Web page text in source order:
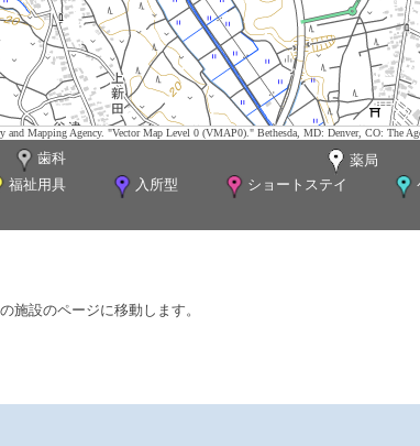
and Mapping Agency. "Vector Map Level 0 (VMAP0)." Bethesda, MD: Denver, CO: The
歯科
薬局
福祉用具 入所型 ショートステイ
施設のページに移動します。